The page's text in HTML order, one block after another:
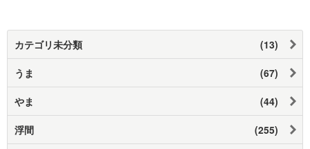
カテゴリ未分類 (13)
うま (67)
やま (44)
浮間 (255)